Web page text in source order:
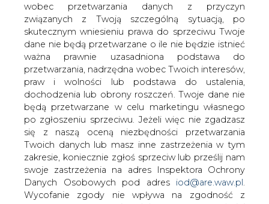
wobec przetwarzania danych z przyczyn
związanych z Twoją szczególną sytuacją, po
skutecznym wniesieniu prawa do sprzeciwu Twoje
dane nie będą przetwarzane o ile nie będzie istnieć
ważna prawnie uzasadniona podstawa do
przetwarzania, nadrzędna wobec Twoich interesów,
praw i wolności lub podstawa do ustalenia,
dochodzenia lub obrony roszczeń. Twoje dane nie
będą przetwarzane w celu marketingu własnego
po zgłoszeniu sprzeciwu. Jeżeli więc nie zgadzasz
się z naszą oceną niezbędności przetwarzania
Twoich danych lub masz inne zastrzeżenia w tym
zakresie, koniecznie zgłoś sprzeciw lub prześlij nam
swoje zastrzeżenia na adres Inspektora Ochrony
Danych Osobowych pod adres iod@are.waw.pl.
Wycofanie zgody nie wpływa na zgodność z
rzyjęta przez radę nadzorczą Grupy
Lotos strategia do roku 2015 przewiduje
m.in. osiągnięcie przez grupę 30 proc.
udziału w krajowym rynku benzyn, oleju
napędowego i lekkiego oleju opałowego
oraz 10 proc. udziału w krajowym rynku
detalicznym, podała spółka w
komunikacie.
"Celem ilościowym jest: osiągnięcie i utrzymanie pozycji
rynkowej na poziomie 30 proc. udziału w krajowym rynku
benzyn, oleju napędowego i lekkiego oleju opałowego;
osiągnięcie wielkości sprzedaży przewyższającej o 15
proc. potencjał produkcyjny paliw w Rafinerii" - głosi
komunikat.